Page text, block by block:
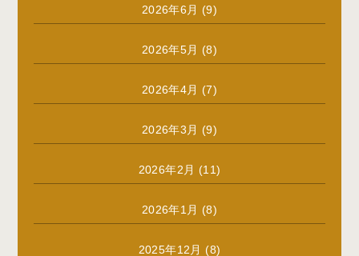
2026年6月 (9)
2026年5月 (8)
2026年4月 (7)
2026年3月 (9)
2026年2月 (11)
2026年1月 (8)
2025年12月 (8)